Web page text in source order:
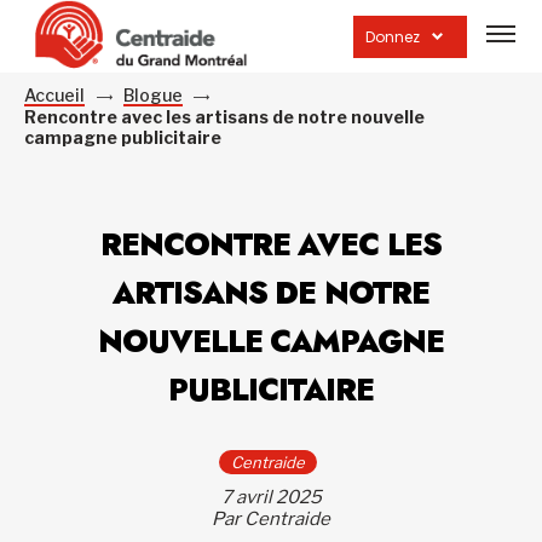
Donnez
la
Accueil
Blogue
Rencontre avec les artisans de notre nouvelle
campagne publicitaire
RENCONTRE AVEC LES
ARTISANS DE NOTRE
NOUVELLE CAMPAGNE
PUBLICITAIRE
Centraide
7 avril 2025
Par Centraide